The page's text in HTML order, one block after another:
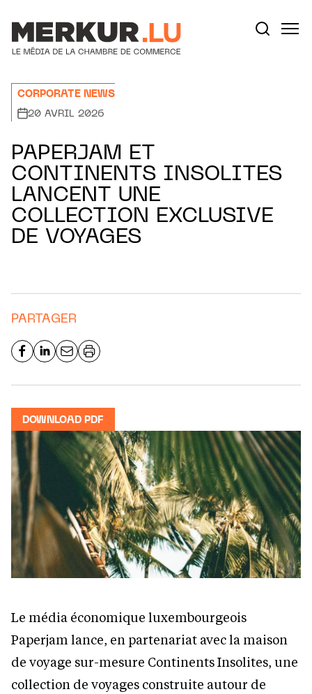
CORPORATE NEWS
20 AVRIL 2026
PAPERJAM ET
CONTINENTS INSOLITES
LANCENT UNE
COLLECTION EXCLUSIVE
DE VOYAGES
PARTAGER
DOWNLOAD PDF
Le média économique luxembourgeois
Paperjam lance, en partenariat avec la maison
de voyage sur-mesure Continents Insolites, une
collection de voyages construite autour de